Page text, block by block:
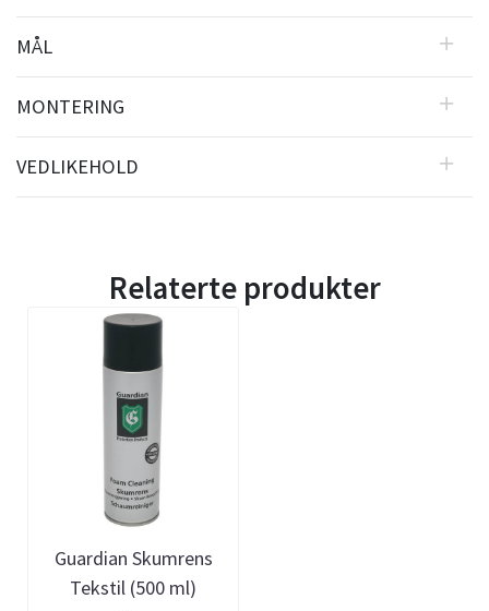
MÅL
MONTERING
VEDLIKEHOLD
Relaterte produkter
Guardian Skumrens
Tekstil (500 ml)